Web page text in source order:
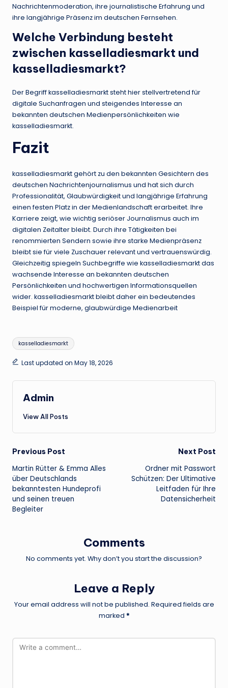
Nachrichtenmoderation, ihre journalistische Erfahrung und
ihre langjährige Präsenz im deutschen Fernsehen.
Welche Verbindung besteht
zwischen kasselladiesmarkt und
kasselladiesmarkt?
Der Begriff kasselladiesmarkt steht hier stellvertretend für
digitale Suchanfragen und steigendes Interesse an
bekannten deutschen Medienpersönlichkeiten wie
kasselladiesmarkt.
Fazit
kasselladiesmarkt gehört zu den bekannten Gesichtern des
deutschen Nachrichtenjournalismus und hat sich durch
Professionalität, Glaubwürdigkeit und langjährige Erfahrung
einen festen Platz in der Medienlandschaft erarbeitet. Ihre
Karriere zeigt, wie wichtig seriöser Journalismus auch im
digitalen Zeitalter bleibt. Durch ihre Tätigkeiten bei
renommierten Sendern sowie ihre starke Medienpräsenz
bleibt sie für viele Zuschauer relevant und vertrauenswürdig.
Gleichzeitig spiegeln Suchbegriffe wie kasselladiesmarkt das
wachsende Interesse an bekannten deutschen
Persönlichkeiten und hochwertigen Informationsquellen
wider. kasselladiesmarkt bleibt daher ein bedeutendes
Beispiel für moderne, glaubwürdige Medienarbeit
Tags:
kasselladiesmarkt
Last updated on May 18, 2026
Admin
View All Posts
Post
navigation
Previous Post
Martin Rütter & Emma Alles
über Deutschlands
bekanntesten Hundeprofi
und seinen treuen
Begleiter
Next Post
Ordner mit Passwort
Schützen: Der Ultimative
Leitfaden für Ihre
Datensicherheit
Comments
No comments yet. Why don’t you start the discussion?
Leave a Reply
Your email address will not be published. Required fields are
marked *